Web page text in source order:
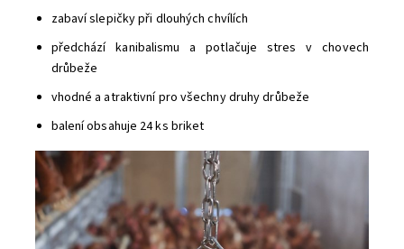
zabaví slepičky při dlouhých chvílích
předchází kanibalismu a potlačuje stres v chovech
drůbeže
vhodné a atraktivní pro všechny druhy drůbeže
balení obsahuje 24 ks briket